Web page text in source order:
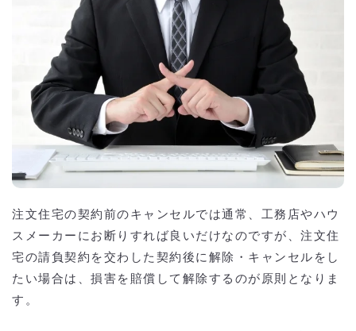
注文住宅の契約前のキャンセルでは通常、工務店やハウ
スメーカーにお断りすれば良いだけなのですが、注文住
宅の請負契約を交わした契約後に解除・キャンセルをし
たい場合は、損害を賠償して解除するのが原則となりま
す。